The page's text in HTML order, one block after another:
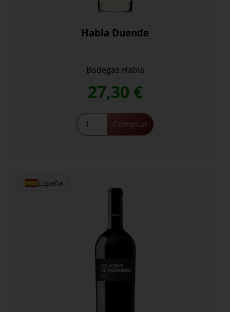
Habla Duende
Bodegas Habla
27,30 €
Habla
Duende
Comprar
España